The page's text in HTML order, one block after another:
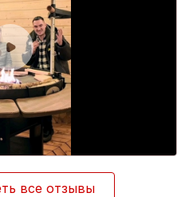
все отзывы